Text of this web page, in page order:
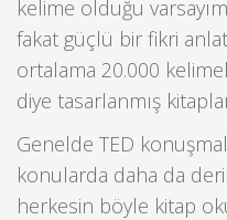
kelime olduğu
fakat güçlü bir fikri
ortalama 20.000
diye tasarlanmış
Genelde TED
konularda daha da
herkesin böyle kitap